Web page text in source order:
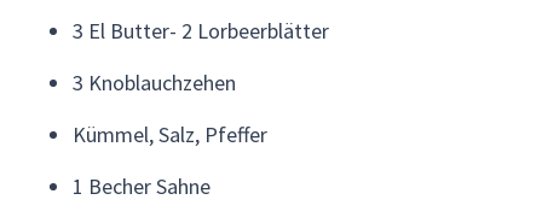
3 El Butter- 2 Lorbeerblätter
3 Knoblauchzehen
Kümmel, Salz, Pfeffer
1 Becher Sahne